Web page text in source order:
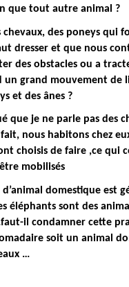
que tout autre animal ?
chevaux, des poneys qui
dresser et que nous
des obstacles ou a
un grand mouvement de
et des ânes ?
que je ne parle pas des
nous habitons chez
choisis de faire ,ce qui
mobilisés
domestique est
éléphants sont des
il condamner cette
soit un animal
…